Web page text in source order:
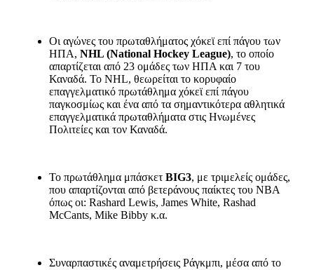
Οι αγώνες του πρωταθλήματος χόκεϊ επί πάγου των
ΗΠΑ, NHL (National Hockey League), το οποίο
απαρτίζεται από 23 ομάδες των ΗΠΑ και 7 του
Καναδά. Το NHL, θεωρείται το κορυφαίο
επαγγελματικό πρωτάθλημα χόκεϊ επί πάγου
παγκοσμίως και ένα από τα σημαντικότερα αθλητικά
επαγγελματικά πρωταθλήματα στις Ηνωμένες
Πολιτείες και τον Καναδά.
Το πρωτάθλημα μπάσκετ BIG3, με τριμελείς ομάδες,
που απαρτίζονται από βετεράνους παίκτες του ΝΒΑ
όπως οι: Rashard Lewis, James White, Rashad
McCants, Mike Bibby κ.α.
Συναρπαστικές αναμετρήσεις Ράγκμπι, μέσα από το